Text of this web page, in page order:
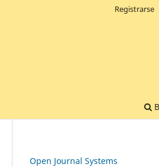
Registrarse
Open Journal Systems